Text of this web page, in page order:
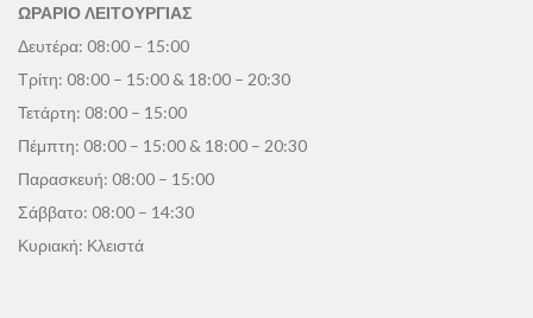
ΩΡΑΡΙΟ ΛΕΙΤΟΥΡΓΙΑΣ
Δευτέρα: 08:00 – 15:00
Τρίτη: 08:00 – 15:00 & 18:00 – 20:30
Τετάρτη: 08:00 – 15:00
Πέμπτη: 08:00 – 15:00 & 18:00 – 20:30
Παρασκευή: 08:00 – 15:00
Σάββατο: 08:00 – 14:30
Κυριακή: Κλειστά